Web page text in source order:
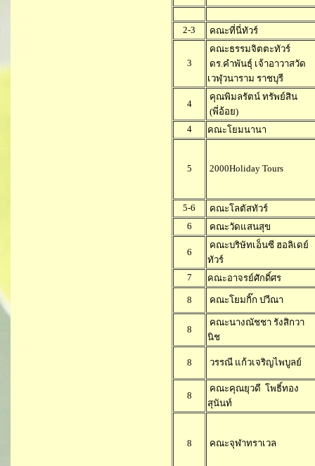
2-3 คณะที่นี่ทัวร์
3
คณะธรรมจิตตะทัวร์
ดร.คำพันธุ์ เจ้าอาวาสวัด
เวฬุวนาราม ราชบุรี
4
คุณพิมลรัตน์ ทรัพย์สิน
(พี่อ้อย)
4
คณะโยมนานา
5 2000Holiday Tours
5-6
คณะโลตัสทัวร์
6
คณะวัดแสนสุข
6
คณะบริษัทเอ็นซี ฮอลิเดย์
ทัวร์
7
คณะอาจรย์ศักดิ์ศร
8 คณะโยมกิ๊ก ปวีณา
8
คณะนางณัชชา รังสิกวา
นิช
8 วรรณี แก้วเจริญไพบูลย์
8
คณะคุณยุวดี โพธิ์ทอง
สุนันท์
8 คณะจุฬาทราเวล